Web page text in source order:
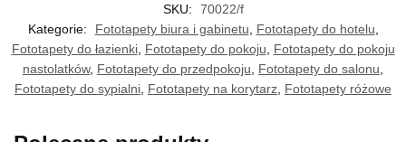
SKU:
70022/f
Kategorie:
Fototapety biura i gabinetu Fototapety do hotelu
Fototapety do łazienki, Fototapety do pokoju
Fototapety do pokoju
nastolatków, Fototapety do przedpokoju Fototapety do salonu
Fototapety do sypialni Fototapety na korytarz Fototapety różowe